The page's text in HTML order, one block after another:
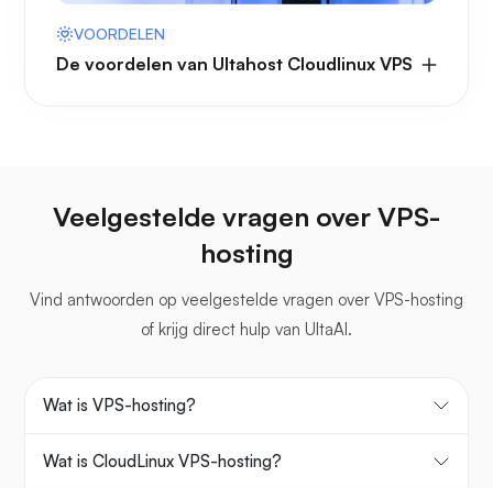
VOORDELEN
De voordelen van Ultahost Cloudlinux VPS
Veelgestelde vragen over VPS-
hosting
Vind antwoorden op veelgestelde vragen over VPS-hosting
of krijg direct hulp van UltaAI.
Wat is VPS-hosting?
Wat is CloudLinux VPS-hosting?